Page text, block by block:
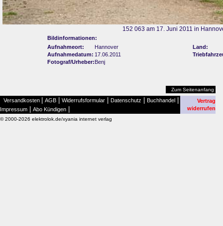
152 063 am 17. Juni 2011 in
Bildinformationen:
Aufnahmeort:
Hannover
Land:
Aufnahmedatum: 17.06.2011
Fotograf/Urheber:Benj
Zum Seitenanfang
Versandkosten AGB Widerrufsformular Datenschutz Buchhandel
Impressum Abo Kündigen
Vertrag
widerrufen
© 2000-2026 elektrolok.de/xyania internet verlag